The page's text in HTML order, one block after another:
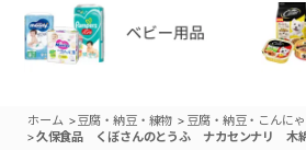
ホーム >豆腐・納豆・練物 > 豆腐・納豆・こんにゃ
>久保食品 くぼさんのとうふ ナカセンナリ 木